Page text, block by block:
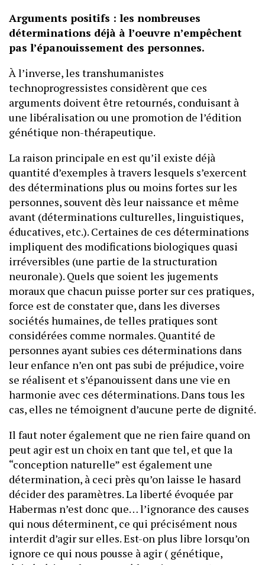
Arguments positifs : les nombreuses
déterminations déjà à l’oeuvre n’empêchent
pas l’épanouissement des personnes.
À l’inverse, les transhumanistes
technoprogressistes considèrent que ces
arguments doivent être retournés, conduisant à
une libéralisation ou une promotion de l’édition
génétique non-thérapeutique.
La raison principale en est qu’il existe déjà
quantité d’exemples à travers lesquels s’exercent
des déterminations plus ou moins fortes sur les
personnes, souvent dès leur naissance et même
avant (déterminations culturelles, linguistiques,
éducatives, etc.). Certaines de ces déterminations
impliquent des modifications biologiques quasi
irréversibles (une partie de la structuration
neuronale). Quels que soient les jugements
moraux que chacun puisse porter sur ces pratiques,
force est de constater que, dans les diverses
sociétés humaines, de telles pratiques sont
considérées comme normales. Quantité de
personnes ayant subies ces déterminations dans
leur enfance n’en ont pas subi de préjudice, voire
se réalisent et s’épanouissent dans une vie en
harmonie avec ces déterminations. Dans tous les
cas, elles ne témoignent d’aucune perte de dignité.
Il faut noter également que ne rien faire quand on
peut agir est un choix en tant que tel, et que la
“conception naturelle” est également une
détermination, à ceci près qu’on laisse le hasard
décider des paramètres. La liberté évoquée par
Habermas n’est donc que… l’ignorance des causes
qui nous déterminent, ce qui précisément nous
interdit d’agir sur elles. Est-on plus libre lorsqu’on
ignore ce qui nous pousse à agir ( génétique,